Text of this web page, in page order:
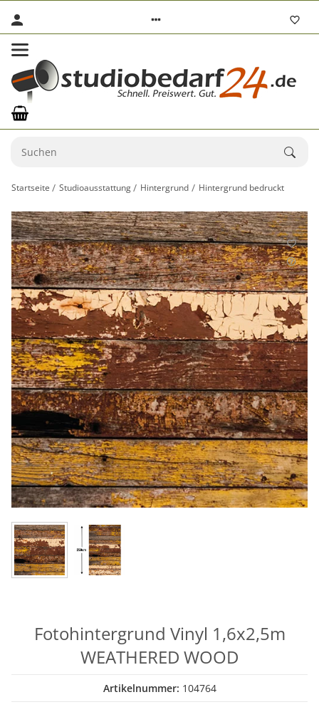
Startseite Studioausstattung Hintergrund Hintergrund bedruckt
Fotohintergrund Vinyl 1,6x2,5m
WEATHERED WOOD
Artikelnummer: 104764